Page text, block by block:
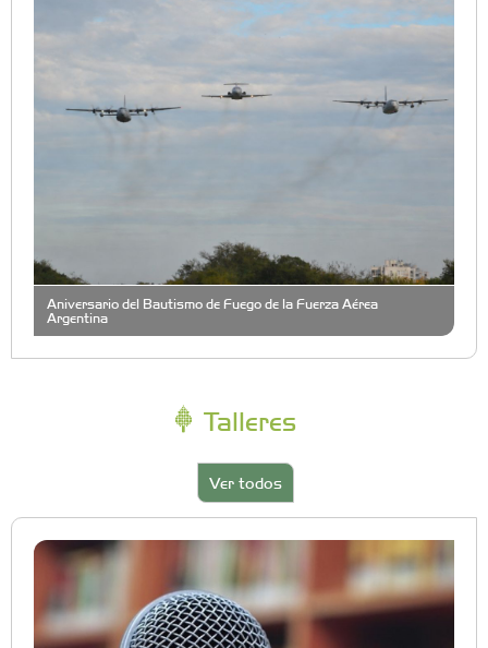
Aniversario del Bautismo de Fuego de la Fuerza Aérea
Argentina
Talleres
Ver todos